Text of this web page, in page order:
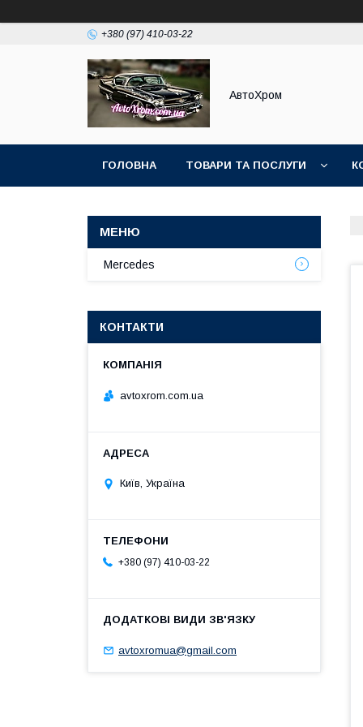
+380 (97) 410-03-22
АвтоХром
ГОЛОВНА ТОВАРИ ТА ПОСЛУГИ
Mercedes
КОНТАКТИ
avtoxrom.com.ua
Київ, Україна
+380 (97) 410-03-22
avtoxromua@gmail.com